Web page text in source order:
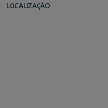
LOCALIZAÇÃO